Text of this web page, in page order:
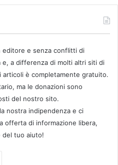
editore e senza conflitti di
a differenza di molti altri siti di
articoli è completamente gratuito.
ma le donazioni sono
del nostro sito.
nostra indipendenza e ci
offerta di informazione libera,
del tuo aiuto!